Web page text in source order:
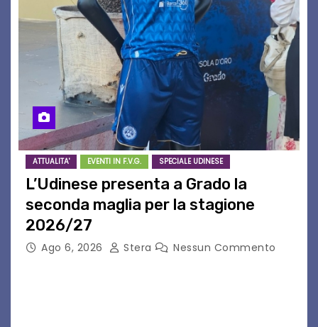
ATTUALITA' EVENTI IN F.V.G. SPECIALE UDINESE
L’Udinese presenta a Grado la
seconda maglia per la stagione
2026/27
Ago 6, 2026 Stera Nessun Commento